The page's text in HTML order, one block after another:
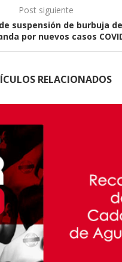
Post siguiente
suspensión de burbuja
por nuevos casos
RELACIONADOS